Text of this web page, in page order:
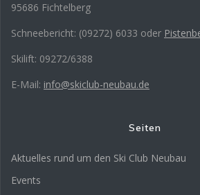
95686 Fichtelberg
Schneebericht: (09272) 6033 oder
Skilift: 09272/6388
E-Mail: info@skiclub-neubau.de
Seiten
Aktuelles rund um den Ski Club Neubau
Events